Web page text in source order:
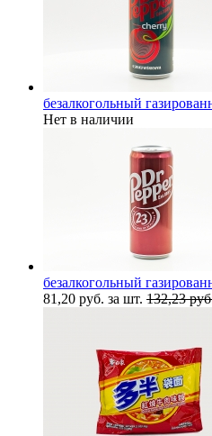
безалкогольный
Нет в наличии
безалкогольный
81,20 руб. за шт. 132,23